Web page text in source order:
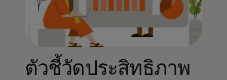
ตัวชี้วัดประสิทธิภาพ